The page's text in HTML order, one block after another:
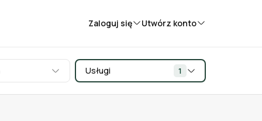
Zaloguj się Utwórz konto
Usługi 1